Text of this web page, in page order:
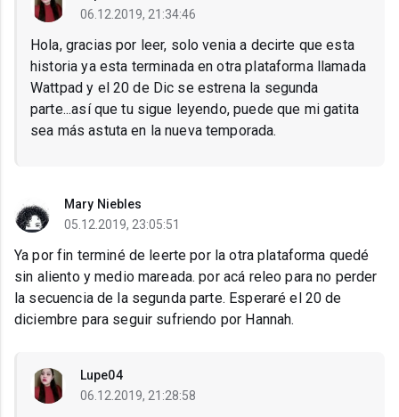
06.12.2019, 21:34:46
Hola, gracias por leer, solo venia a decirte que esta
historia ya esta terminada en otra plataforma llamada
Wattpad y el 20 de Dic se estrena la segunda
parte...así que tu sigue leyendo, puede que mi gatita
sea más astuta en la nueva temporada.
Mary Niebles
05.12.2019, 23:05:51
Ya por fin terminé de leerte por la otra plataforma quedé
sin aliento y medio mareada. por acá releo para no perder
la secuencia de la segunda parte. Esperaré el 20 de
diciembre para seguir sufriendo por Hannah.
Lupe04
06.12.2019, 21:28:58